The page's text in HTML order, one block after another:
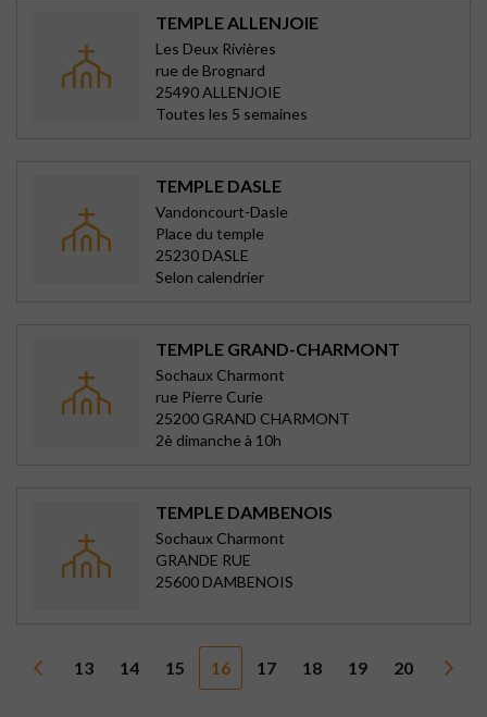
TEMPLE ALLENJOIE
Les Deux Rivières
rue de Brognard
25490 ALLENJOIE
Toutes les 5 semaines
TEMPLE DASLE
Vandoncourt-Dasle
Place du temple
25230 DASLE
Selon calendrier
TEMPLE GRAND-CHARMONT
Sochaux Charmont
rue Pierre Curie
25200 GRAND CHARMONT
2è dimanche à 10h
TEMPLE DAMBENOIS
Sochaux Charmont
GRANDE RUE
25600 DAMBENOIS
13 14 15 16 17 18 19 20